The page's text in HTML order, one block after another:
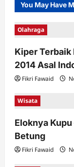
You May Have
Olahraga
Kiper Terbaik
2014 Asal
Fikri Fawaid
Wisata
Eloknya
Betung
Fikri Fawaid